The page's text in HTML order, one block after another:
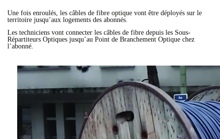
Une fois enroulés, les câbles de fibre optique vont être déployés sur le
territoire jusqu’aux logements des abonnés.
Les techniciens vont connecter les câbles de fibre depuis les Sous-
Répartiteurs Optiques jusqu’au Point de Branchement Optique chez
l’abonné.